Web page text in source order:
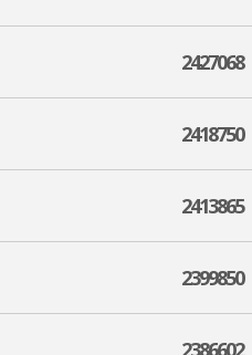
2427068
2418750
2413865
2399850
2386602